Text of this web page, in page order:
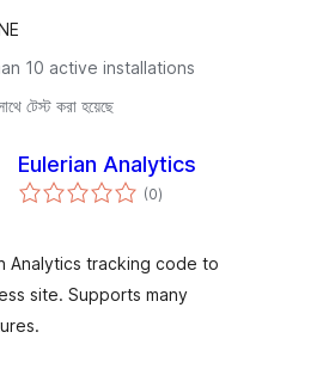
10 active installations
টেস্ট করা হয়েছে
Eulerian Analytics
(0total
ratings
)
Analytics tracking code to
site. Supports many